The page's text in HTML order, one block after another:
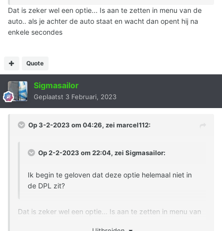
Dat is zeker wel een optie... Is aan te zetten in menu van de
auto.. als je achter de auto staat en wacht dan opent hij na
enkele secondes
Quote
Sigmasailor
Geplaatst 3 Februari, 2023
Op 3-2-2023 om 04:26, zei marcel112:
Op 2-2-2023 om 22:04, zei Sigmasailor:
Ik begin te geloven dat deze optie helemaal niet in
de DPL zit?
Dat is zeker wel een optie... Is aan te zetten in menu van